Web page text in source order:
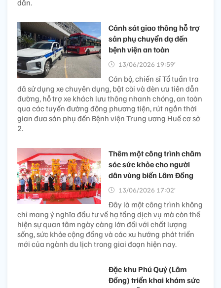
dân.
Cảnh sát giao thông hỗ trợ
sản phụ chuyển dạ đến
bệnh viện an toàn
13/06/2026 19:59’
Cán bộ, chiến sĩ Tổ tuần tra
đã sử dụng xe chuyên dụng, bật còi và đèn ưu tiên dẫn
đường, hỗ trợ xe khách lưu thông nhanh chóng, an toàn
qua các tuyến đường đông phương tiện, rút ngắn thời
gian đưa sản phụ đến Bệnh viện Trung ương Huế cơ sở
2.
Thêm một công trình chăm
sóc sức khỏe cho người
dân vùng biển Lâm Đồng
13/06/2026 17:02’
Đây là một công trình không
chỉ mang ý nghĩa đầu tư về hạ tầng dịch vụ mà còn thể
hiện sự quan tâm ngày càng lớn đối với chất lượng
sống, sức khỏe cộng đồng và các xu hướng phát triển
mới của ngành du lịch trong giai đoạn hiện nay.
Đặc khu Phú Quý (Lâm
Đồng) triển khai khám sức